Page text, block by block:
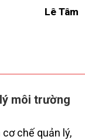
Lê Tâm
môi trường
chế quản lý,